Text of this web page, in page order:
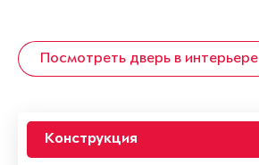
Посмотреть дверь в интерьере
Конструкция